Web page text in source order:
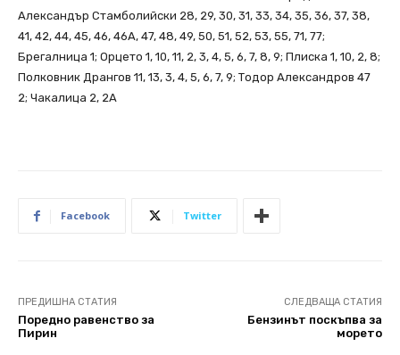
Александър Стамболийски 28, 29, 30, 31, 33, 34, 35, 36, 37, 38,
41, 42, 44, 45, 46, 46А, 47, 48, 49, 50, 51, 52, 53, 55, 71, 77;
Брегалница 1; Орцето 1, 10, 11, 2, 3, 4, 5, 6, 7, 8, 9; Плиска 1, 10, 2, 8;
Полковник Дрангов 11, 13, 3, 4, 5, 6, 7, 9; Тодор Александров 47
2; Чакалица 2, 2А
Facebook Twitter
ПРЕДИШНА СТАТИЯ
Поредно равенство за
Пирин
СЛЕДВАЩА СТАТИЯ
Бензинът поскъпва за
морето